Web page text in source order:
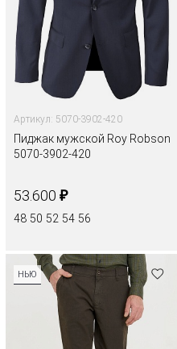
Артикул: 5070-3902-420
Пиджак мужской Roy Robson
5070-3902-420
53.600 ₽
48 50 52 54 56
НЬЮ